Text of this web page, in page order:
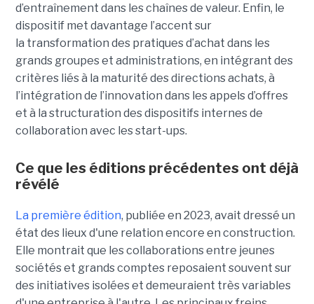
d’entraînement dans les chaînes de valeur. Enfin, le
dispositif met davantage l’accent sur
la transformation des pratiques d’achat dans les
grands groupes et administrations, en intégrant des
critères liés à la maturité des directions achats, à
l’intégration de l’innovation dans les appels d’offres
et à la structuration des dispositifs internes de
collaboration avec les start-ups.
Ce que les éditions précédentes ont déjà
révélé
La première édition, publiée en 2023, avait dressé un
état des lieux d'une relation encore en construction.
Elle montrait que les collaborations entre jeunes
sociétés et grands comptes reposaient souvent sur
des initiatives isolées et demeuraient très variables